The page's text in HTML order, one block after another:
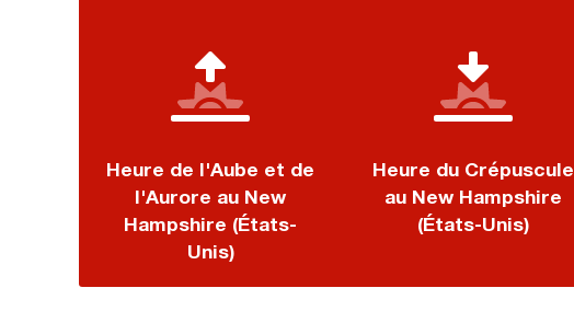
Heure de l'Aube et de
l'Aurore au New
Hampshire (États-
Unis)
Heure du Crépuscule
au New Hampshire
(États-Unis)